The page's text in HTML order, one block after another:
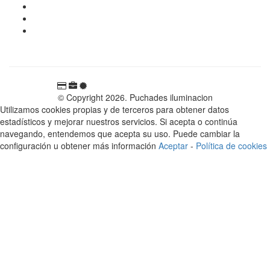
© Copyright 2026. Puchades iluminacion
Utilizamos cookies propias y de terceros para obtener datos
estadísticos y mejorar nuestros servicios. Si acepta o continúa
navegando, entendemos que acepta su uso. Puede cambiar la
configuración u obtener más información Aceptar - Política de cookies